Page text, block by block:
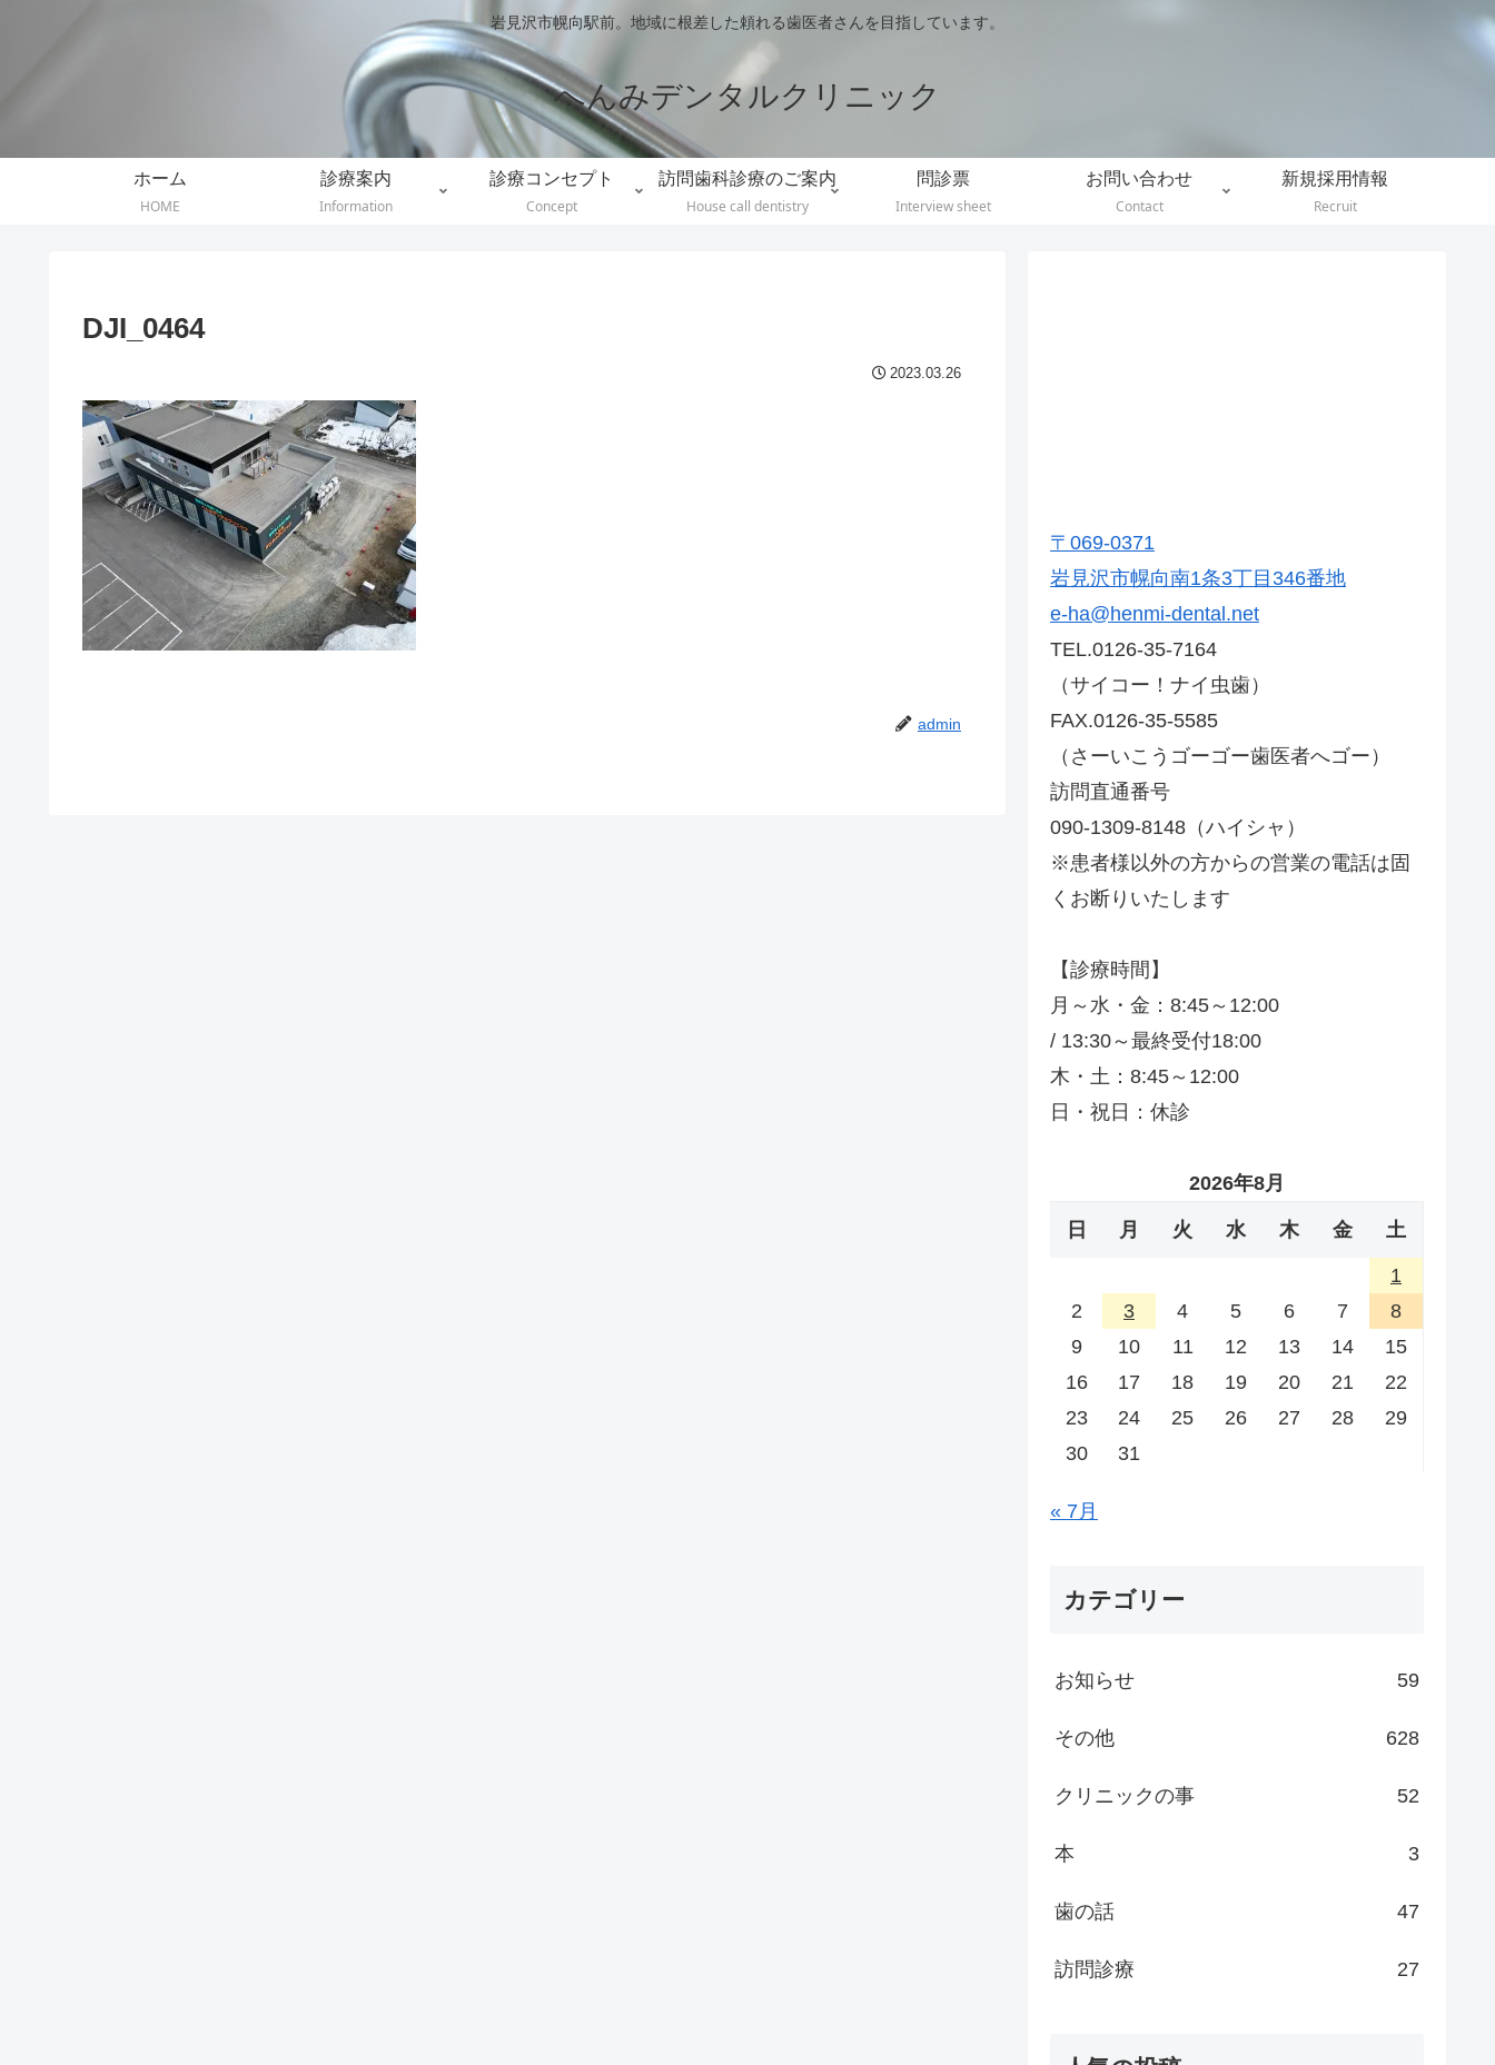
岩見沢市幌向駅前。地域に根差した頼れる歯医者さんを目指しています。
へんみデンタルクリニック
ホーム
HOME
診療案内
Information
診療コンセプト
Concept
訪問歯科診療のご案内
House call dentistry
問診票
Interview sheet
お問い合わせ
Contact
新規採用情報
Recruit
DJI_0464
2023.03.26
admin
〒069-0371
岩見沢市幌向南1条3丁目346番地
e-ha@henmi-dental.net
TEL.0126-35-7164
（サイコー！ナイ虫歯）
FAX.0126-35-5585
（さーいこうゴーゴー歯医者へゴー）
訪問直通番号
090-1309-8148（ハイシャ）
※患者様以外の方からの営業の電話は固
くお断りいたします
【診療時間】
月～水・金：8:45～12:00
/ 13:30～最終受付18:00
木・土：8:45～12:00
日・祝日：休診
2026年8月
日 月 火 水 木 金 土
1
2
3 4 5 6 7
8
9
10 11 12 13 14
15
16
17 18 19 20 21
22
23
24 25 26 27 28
29
30
31
« 7月
カテゴリー
お知らせ 59
その他 628
クリニックの事 52
本 3
歯の話 47
訪問診療 27